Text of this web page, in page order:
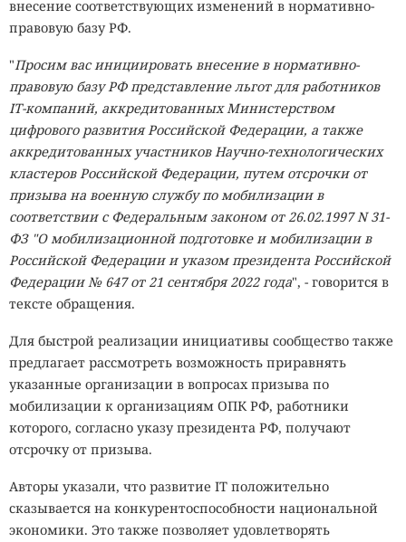
внесение соответствующих изменений в нормативно-
правовую базу РФ.
"Просим вас инициировать внесение в нормативно-
правовую базу РФ представление льгот для работников
IТ-компаний, аккредитованных Министерством
цифрового развития Российской Федерации, а также
аккредитованных участников Научно-технологических
кластеров Российской Федерации, путем отсрочки от
призыва на военную службу по мобилизации в
соответствии с Федеральным законом от 26.02.1997 N 31-
ФЗ "О мобилизационной подготовке и мобилизации в
Российской Федерации и указом президента Российской
Федерации № 647 от 21 сентября 2022 года", - говорится в
тексте обращения.
Для быстрой реализации инициативы сообщество также
предлагает рассмотреть возможность приравнять
указанные организации в вопросах призыва по
мобилизации к организациям ОПК РФ, работники
которого, согласно указу президента РФ, получают
отсрочку от призыва.
Авторы указали, что развитие IТ положительно
сказывается на конкурентоспособности национальной
экономики. Это также позволяет удовлетворять